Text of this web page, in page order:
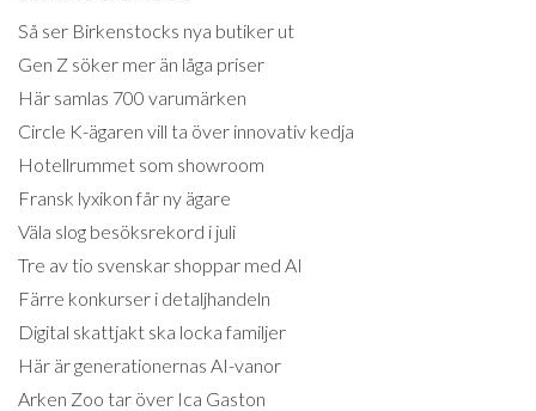
Så ser Birkenstocks nya butiker ut
Gen Z söker mer än låga priser
Här samlas 700 varumärken
Circle K-ägaren vill ta över innovativ kedja
Hotellrummet som showroom
Fransk lyxikon får ny ägare
Väla slog besöksrekord i juli
Tre av tio svenskar shoppar med AI
Färre konkurser i detaljhandeln
Digital skattjakt ska locka familjer
Här är generationernas AI-vanor
Arken Zoo tar över Ica Gaston